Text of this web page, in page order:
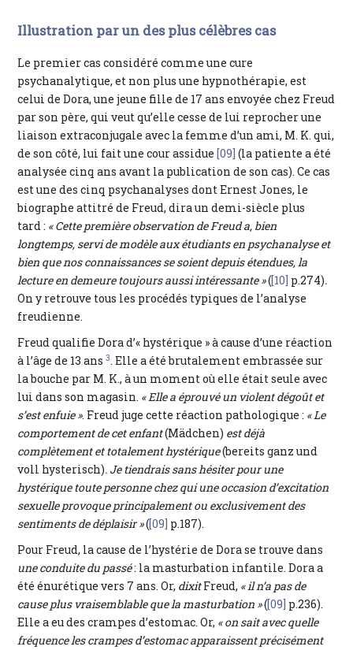
Illustration par un des plus célèbres cas
Le premier cas considéré comme une cure
psychanalytique, et non plus une hypnothérapie, est
celui de Dora, une jeune fille de 17 ans envoyée chez Freud
par son père, qui veut qu’elle cesse de lui reprocher une
liaison extraconjugale avec la femme d’un ami, M. K. qui,
de son côté, lui fait une cour assidue[09] (la patiente a été
analysée cinq ans avant la publication de son cas). Ce cas
est une des cinq psychanalyses dont Ernest Jones, le
biographe attitré de Freud, dira un demi-siècle plus
tard : « Cette première observation de Freud a, bien
longtemps, servi de modèle aux étudiants en psychanalyse et
bien que nos connaissances se soient depuis étendues, la
lecture en demeure toujours aussi intéressante »([10] p.274).
On y retrouve tous les procédés typiques de l’analyse
freudienne.
Freud qualifie Dora d’« hystérique » à cause d’une réaction
à l’âge de 13 ans 3. Elle a été brutalement embrassée sur
la bouche par M. K., à un moment où elle était seule avec
lui dans son magasin. « Elle a éprouvé un violent dégoût et
s’est enfuie ». Freud juge cette réaction pathologique : « Le
comportement de cet enfant(Mädchen) est déjà
complètement et totalement hystérique(bereits ganz und
voll hysterisch). Je tiendrais sans hésiter pour une
hystérique toute personne chez qui une occasion d’excitation
sexuelle provoque principalement ou exclusivement des
sentiments de déplaisir »([09] p.187).
Pour Freud, la cause de l’hystérie de Dora se trouve dans
une conduite du passé: la masturbation infantile. Dora a
été énurétique vers 7 ans. Or, dixitFreud, « il n’a pas de
cause plus vraisemblable que la masturbation »([09] p.236).
Elle a eu des crampes d’estomac. Or, « on sait avec quelle
fréquence les crampes d’estomac apparaissent précisément